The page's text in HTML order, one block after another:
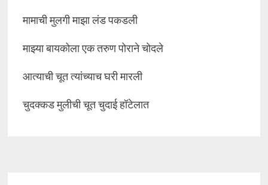
मामाची मुलगी माझा लंड पकडली
माझ्या बायकोला एक तरुण पोराने चोदले
आत्याची चूत त्यांच्याच घरी मारली
चुदक्कड मुलीची चूत चुदाई हॉटेलात